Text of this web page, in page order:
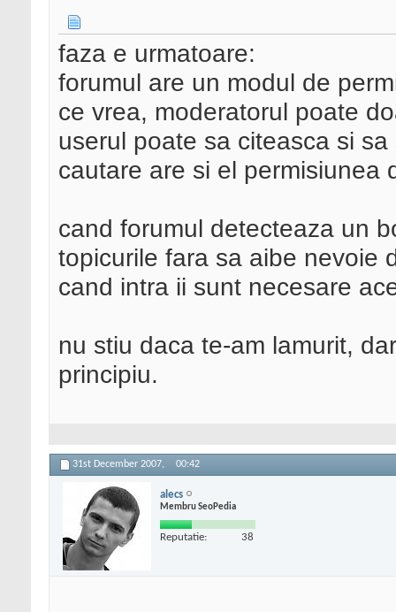
faza e urmatoare:
forumul are un modul de
ce vrea, moderatorul poate
userul poate sa citeasca si
cautare are si el permisiunea
cand forumul detecteaza un
topicurile fara sa aibe nevoie
cand intra ii sunt necesare
nu stiu daca te-am lamurit,
principiu.
31st December 2007, 00:42
alecs
Membru SeoPedia
Reputatie: 38